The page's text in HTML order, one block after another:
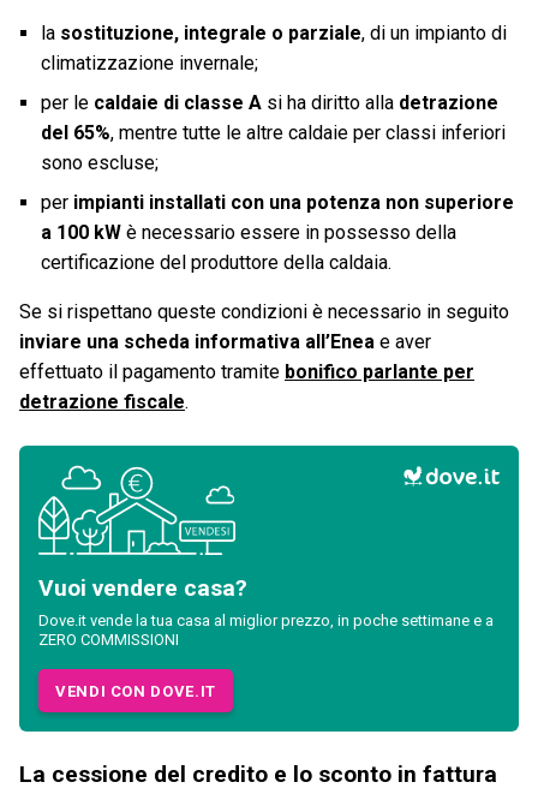
la sostituzione, integrale o parziale, di un impianto di
climatizzazione invernale;
per le caldaie di classe Asi ha diritto alla detrazione
del 65%, mentre tutte le altre caldaie per classi inferiori
sono escluse;
per impianti installati con una potenza non superiore
a 100 kWè necessario essere in possesso della
certificazione del produttore della caldaia.
Se si rispettano queste condizioni è necessario in seguito
inviare una scheda informativa all’Enea e aver
effettuato il pagamento tramite bonifico parlante per
detrazione fiscale.
Vuoi vendere casa?
Dove.it vende la tua casa al miglior prezzo, in poche settimane e a
ZERO COMMISSIONI
VENDI CON DOVE.IT
La cessione del credito e lo sconto in fattura